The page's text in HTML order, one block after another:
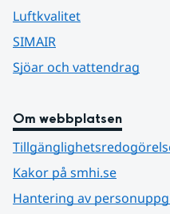
Luftkvalitet
SIMAIR
Sjöar och vattendrag
Om webbplatsen
Kakor på smhi.se
Hantering av